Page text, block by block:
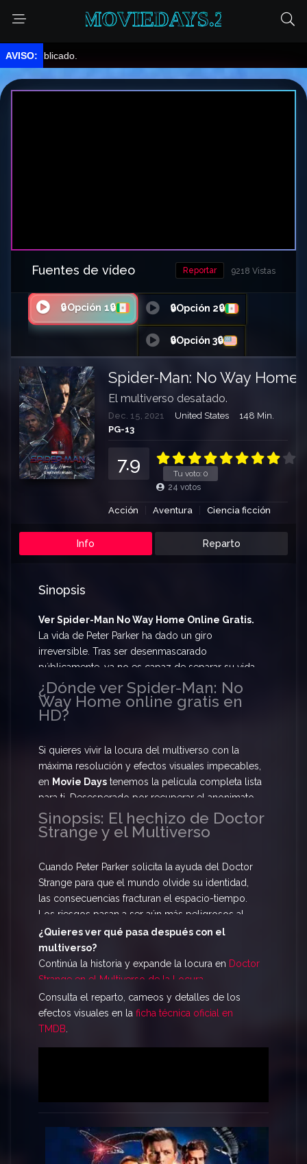
MOVIEDAYS.2
Fuentes de vídeo 9218 Vistas
Reportar
🔒Opción 1🔒 🔒Opción 2🔒
🔒Opción 3🔒
Spider-Man: No Way Home
El multiverso desatado.
Dec. 15, 2021 United States
148 Min.
PG-13
Tu voto: 0
7.9
24 votos
Acción Aventura Ciencia ficción
Info Reparto
Sinopsis
Ver Spider-Man No Way Home Online Gratis.
La vida de Peter Parker ha dado un giro
irreversible. Tras ser desenmascarado
públicamente, ya no es capaz de separar su vida
normal como estudiante de los enormes y letales
riesgos que conlleva ser un superhéroe. Prepárate
paraVer Spider-Man No Way Home Online
su aventura más grande y peligrosa hasta la fecha.
¿Dónde ver Spider-Man: No
Way Home online gratis en
HD?
Si quieres vivir la locura del multiverso con la
máxima resolución y efectos visuales impecables,
en Movie Days tenemos la película completa lista
para ti. Desesperado por recuperar el anonimato,
Peter acude a pedir ayuda, pero el hechizo sale
mal. Te ofrecemos la oportunidad deVer Spider-
definición, con servidores optimizados para que
disfrutes de cada épico momento sin
interrupciones.
Sinopsis: El hechizo de Doctor
Strange y el Multiverso
Cuando Peter Parker solicita la ayuda del Doctor
Strange para que el mundo olvide su identidad,
las consecuencias fracturan el espacio-tiempo.
Los riesgos pasan a ser aún más peligrosos al
atraer a villanos de otras realidades. AlVer
Spider-Man No Way Home Online Gratis
testigo de una batalla épica que obligará a Peter a
descubrir lo que realmente significa ser Spider-
Man y el peso de sus decisiones. Una obra
maestra del MCU que no te puedes perder.
¿Quieres ver qué pasa después con el
multiverso?
Continúa la historia y expande la locura en Doctor
Strange en el Multiverso de la Locura
Consulta el reparto, cameos y detalles de los
efectos visuales en la ficha técnica oficial en
TMDB